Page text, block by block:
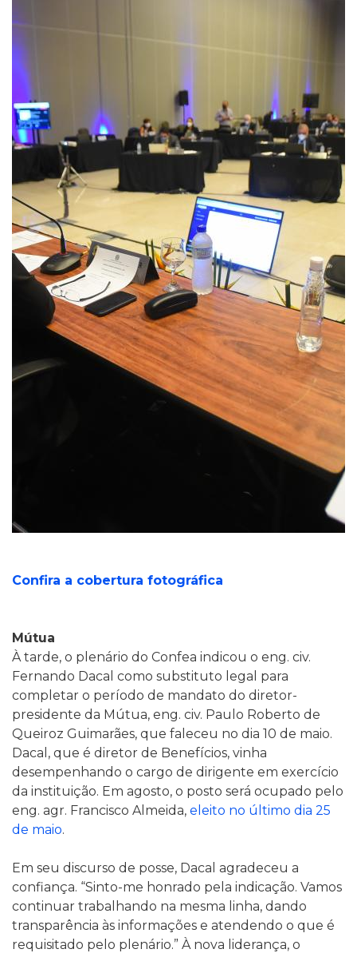
Confira a cobertura fotográfica
Mútua
À tarde, o plenário do Confea indicou o eng. civ.
Fernando Dacal como substituto legal para
completar o período de mandato do diretor-
presidente da Mútua, eng. civ. Paulo Roberto de
Queiroz Guimarães, que faleceu no dia 10 de maio.
Dacal, que é diretor de Benefícios, vinha
desempenhando o cargo de dirigente em exercício
da instituição. Em agosto, o posto será ocupado pelo
eng. agr. Francisco Almeida, eleito no último dia 25
de maio.
Em seu discurso de posse, Dacal agradeceu a
confiança. “Sinto-me honrado pela indicação. Vamos
continuar trabalhando na mesma linha, dando
transparência às informações e atendendo o que é
requisitado pelo plenário.” À nova liderança, o